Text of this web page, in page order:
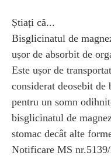
Știați că...
Bisglicinatul de
ușor de absorbit de
Este ușor de
considerat deosebit de
pentru un somn
bisglicinatul de
stomac decât alte
Notificare MS nr.5139/